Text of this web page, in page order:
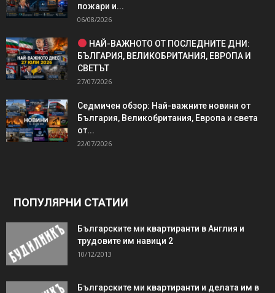
пожари и...
06/08/2026
НАЙ-ВАЖНОТО ОТ ПОСЛЕДНИТЕ ДНИ:
БЪЛГАРИЯ, ВЕЛИКОБРИТАНИЯ, ЕВРОПА И
СВЕТЪТ
27/07/2026
Седмичен обзор: Най-важните новини от
България, Великобритания, Европа и света
от...
22/07/2026
ПОПУЛЯРНИ СТАТИИ
Българските ми квартиранти в Англия и
трудовите им навици 2
10/12/2013
Българските ми квартиранти и делата им в